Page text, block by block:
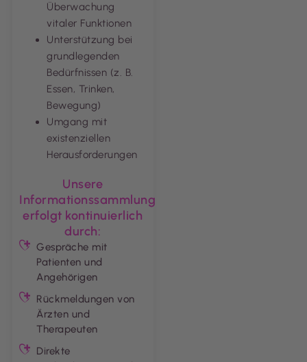
Überwachung
vitaler Funktionen
Unterstützung bei
grundlegenden
Bedürfnissen (z. B.
Essen, Trinken,
Bewegung)
Umgang mit
existenziellen
Herausforderungen
Unsere
Informationssammlung
erfolgt kontinuierlich
durch:
Gespräche mit
Patienten und
Angehörigen
Rückmeldungen von
Ärzten und
Therapeuten
Direkte